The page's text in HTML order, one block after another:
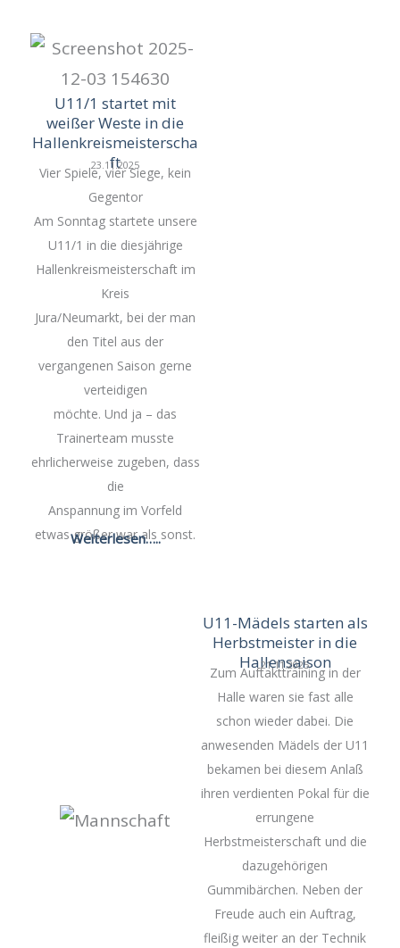
U11/1 startet mit
weißer Weste in die
Hallenkreismeisterscha
ft
23.11.2025
Vier Spiele, vier Siege, kein
Gegentor
Am Sonntag startete unsere
U11/1 in die diesjährige
Hallenkreismeisterschaft im
Kreis
Jura/Neumarkt, bei der man
den Titel aus der
vergangenen Saison gerne
verteidigen
möchte. Und ja – das
Trainerteam musste
ehrlicherweise zugeben, dass
die
Anspannung im Vorfeld
etwas größer war als sonst.
Weiterlesen…..
U11-Mädels starten als
Herbstmeister in die
Hallensaison
21.11.2025
Zum Auftakttraining in der
Halle waren sie fast alle
schon wieder dabei. Die
anwesenden Mädels der U11
bekamen bei diesem Anlaß
ihren verdienten Pokal für die
errungene
Herbstmeisterschaft und die
dazugehörigen
Gummibärchen. Neben der
Freude auch ein Auftrag,
fleißig weiter an der Technik